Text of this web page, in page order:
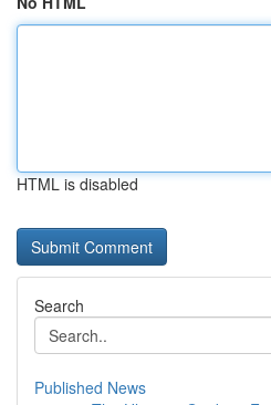
HTML is disabled
Search
Published News